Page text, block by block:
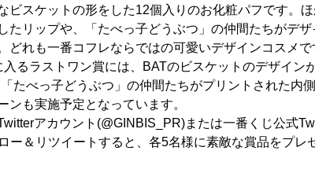
ビスケットの形をした12個入りのお化粧パフです。
たリップや、「たべっ子どうぶつ」の仲間たちがデ
どれも一番コフレならではの可愛いデザインコスメで
るラストワン賞には、BATのビスケットのデザイン
たべっ子どうぶつ」の仲間たちがプリントされた内
ンも実施予定となっています。
アカウント(@GINBIS_PR)または一番くじ公式
ー＆リツイートすると、各5名様に素敵な賞品をプレ